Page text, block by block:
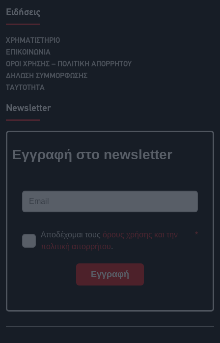
Ειδήσεις
ΧΡΗΜΑΤΙΣΤΗΡΙΟ
ΕΠΙΚΟΙΝΩΝΙΑ
ΟΡΟΙ ΧΡΗΣΗΣ – ΠΟΛΙΤΙΚΗ ΑΠΟΡΡΗΤΟΥ
ΔΗΛΩΣΗ ΣΥΜΜΟΡΦΩΣΗΣ
ΤΑΥΤΟΤΗΤΑ
Newsletter
Εγγραφή στο
Αποδέχομαι τους
και την πολιτική απορρήτου